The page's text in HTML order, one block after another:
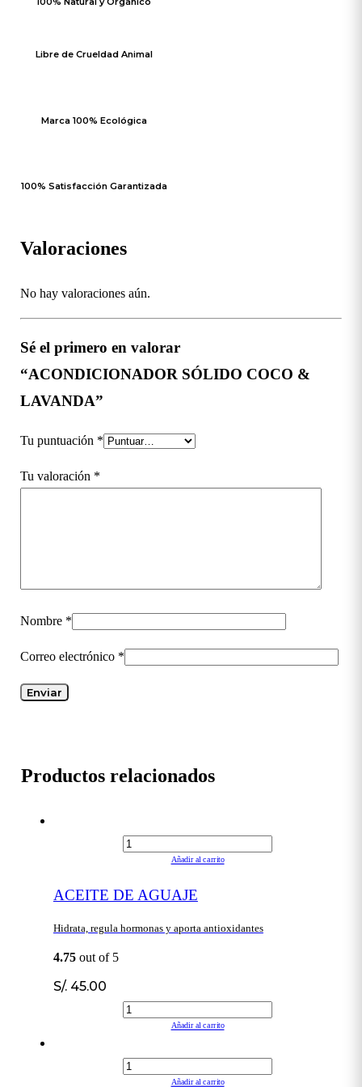
sulfatos y parabenos. Su suavidad proviene de aceites y
Libre de Crueldad Animal
Marca 100% Ecológica
100% Satisfacción Garantizada
Valoraciones
No hay valoraciones aún.
Sé el primero en valorar
“ACONDICIONADOR SÓLIDO COCO &
LAVANDA”
Tu puntuación *
Tu valoración *
Nombre *
Correo electrónico *
Productos relacionados
Añadir al carrito
ACEITE DE AGUAJE
Hidrata, regula hormonas y aporta antioxidantes
4.75out of 5
S/.45.00
Añadir al carrito
Añadir al carrito